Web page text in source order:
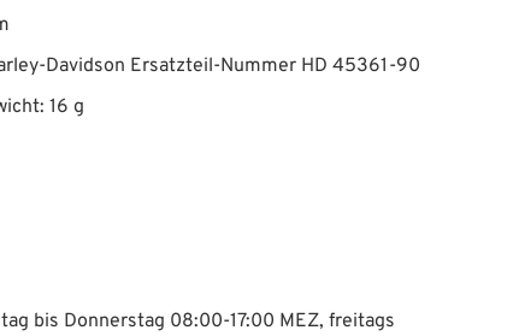
Davidson Ersatzteil-Nummer HD 45361-90
16 g
bis Donnerstag 08:00-17:00 MEZ, freitags